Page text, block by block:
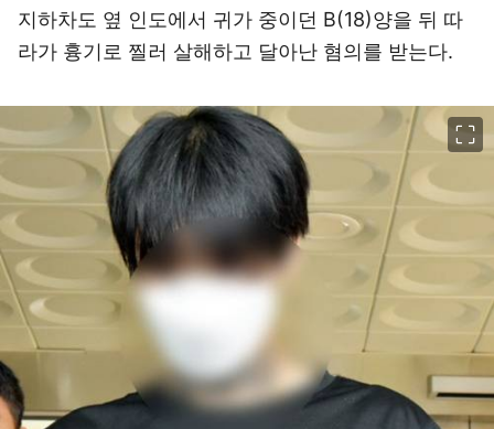
지하차도 옆 인도에서 귀가 중이던 B(18)양을 뒤 따
라가 흉기로 찔러 살해하고 달아난 혐의를 받는다.